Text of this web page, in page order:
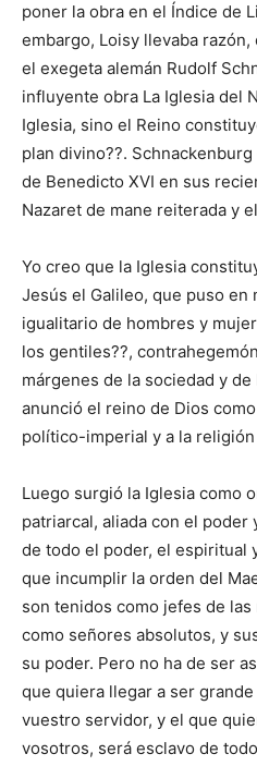
poner la obra en el Índice de
embargo, Loisy llevaba
el exegeta alemán Rudolf
influyente obra La Iglesia del
Iglesia, sino el Reino
plan divino??.
de Benedicto XVI en sus
Nazaret de mane reiterada y
Yo creo que la Iglesia
Jesús el Galileo, que puso en
igualitario de hombres y
los gentiles??,
márgenes de la sociedad y
anunció el reino de Dios
político-imperial y a la
Luego surgió la Iglesia como
patriarcal, aliada con el poder
de todo el poder, el espiritual
que incumplir la orden del
son tenidos como jefes de
como señores absolutos, y
su poder. Pero no ha de ser
que quiera llegar a ser
vuestro servidor, y el que
vosotros, será esclavo de